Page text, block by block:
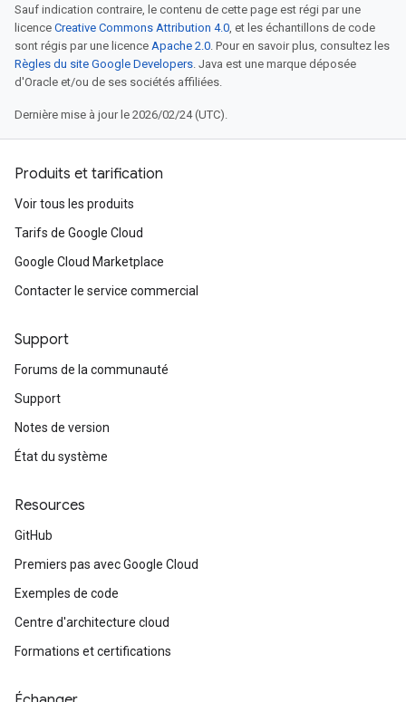
Sauf indication contraire, le contenu de cette page est régi par une
licence Creative Commons Attribution 4.0, et les échantillons de code
sont régis par une licence Apache 2.0. Pour en savoir plus, consultez les
Règles du site Google Developers. Java est une marque déposée
d'Oracle et/ou de ses sociétés affiliées.
Dernière mise à jour le 2026/02/24 (UTC).
Produits et tarification
Voir tous les produits
Tarifs de Google Cloud
Google Cloud Marketplace
Contacter le service commercial
Support
Forums de la communauté
Support
Notes de version
État du système
Resources
GitHub
Premiers pas avec Google Cloud
Exemples de code
Centre d'architecture cloud
Formations et certifications